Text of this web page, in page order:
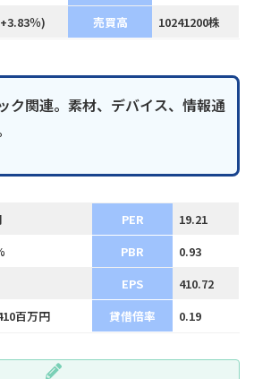
％) 売買高 10241200株
ク関連。素材、デバイス、情報通
PER
19.21
PBR
0.93
EPS
410.72
百万円 貸借倍率 0.19